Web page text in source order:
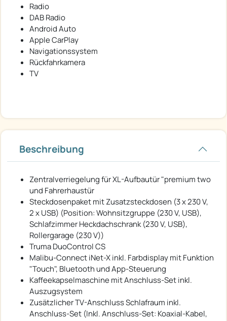
Radio
DAB Radio
Android Auto
Apple CarPlay
Navigationssystem
Rückfahrkamera
TV
Beschreibung
Zentralverriegelung für XL-Aufbautür "premium two
und Fahrerhaustür
Steckdosenpaket mit Zusatzsteckdosen (3 x 230 V,
2 x USB) (Position: Wohnsitzgruppe (230 V, USB),
Schlafzimmer Heckdachschrank (230 V, USB),
Rollergarage (230 V))
Truma DuoControl CS
Malibu-Connect iNet-X inkl. Farbdisplay mit Funktion
"Touch", Bluetooth und App-Steuerung
Kaffeekapselmaschine mit Anschluss-Set inkl.
Auszugsystem
Zusätzlicher TV-Anschluss Schlafraum inkl.
Anschluss-Set (Inkl. Anschluss-Set: Koaxial-Kabel,